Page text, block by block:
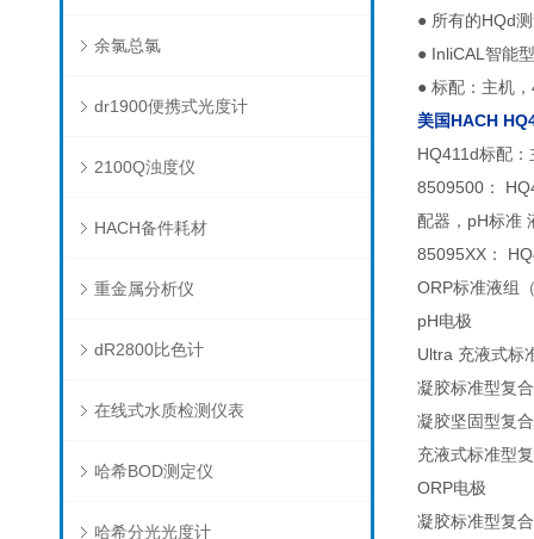
余氯总氯
dr1900便携式光度计
2100Q浊度仪
HACH备件耗材
重金属分析仪
dR2800比色计
在线式水质检测仪表
哈希BOD测定仪
哈希分光光度计
● 所有的HQd
● InliCAL智能
● 标配：主机
美国HACH
HQ411d标配
8509500：
配器，pH标准
85095XX：
ORP标准液组
pH电极
Ultra 充液式标
凝胶标准型复
凝胶坚固型复
充液式标准型
ORP电极
凝胶标准型复